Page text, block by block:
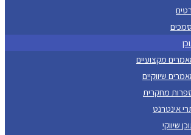
מקצועיים
שיווקיים
מחקרית
אינטרנט
שיווקי